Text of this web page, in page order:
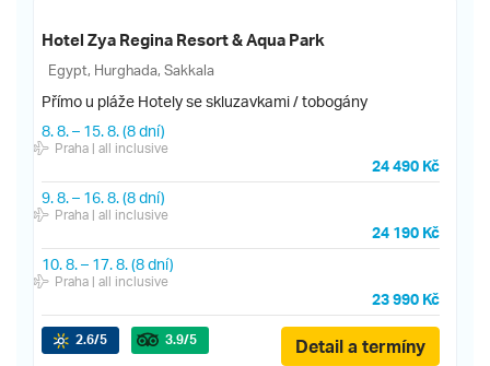
Hotel Zya Regina Resort & Aqua Park
Egypt, Hurghada, Sakkala
Přímo u pláže Hotely se skluzavkami / tobogány
8. 8.– 15. 8.(8 dní)
Praha| all inclusive
24 490 Kč
9. 8.– 16. 8.(8 dní)
Praha| all inclusive
24 190 Kč
10. 8.– 17. 8.(8 dní)
Praha| all inclusive
23 990 Kč
2.6/5 3.9/5 Detail a termíny